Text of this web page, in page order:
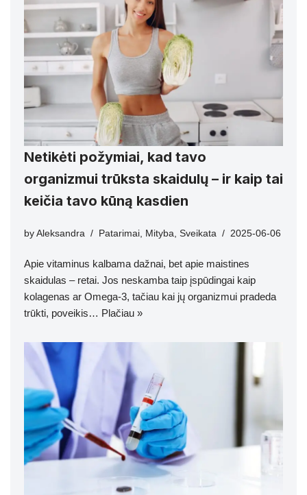
Netikėti požymiai, kad tavo
organizmui trūksta skaidulų – ir kaip tai
keičia tavo kūną kasdien
by Aleksandra Patarimai Mityba Sveikata 2025-06-06
Apie vitaminus kalbama dažnai, bet apie maistines
skaidulas – retai. Jos neskamba taip įspūdingai kaip
kolagenas ar Omega-3, tačiau kai jų organizmui pradeda
trūkti, poveikis… Plačiau »